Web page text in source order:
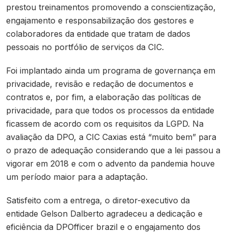
prestou treinamentos promovendo a conscientização,
engajamento e responsabilização dos gestores e
colaboradores da entidade que tratam de dados
pessoais no portfólio de serviços da CIC.
Foi implantado ainda um programa de governança em
privacidade, revisão e redação de documentos e
contratos e, por fim, a elaboração das políticas de
privacidade, para que todos os processos da entidade
ficassem de acordo com os requisitos da LGPD. Na
avaliação da DPO, a CIC Caxias está “muito bem” para
o prazo de adequação considerando que a lei passou a
vigorar em 2018 e com o advento da pandemia houve
um período maior para a adaptação.
Satisfeito com a entrega, o diretor-executivo da
entidade Gelson Dalberto agradeceu a dedicação e
eficiência da DPOfficer brazil e o engajamento dos